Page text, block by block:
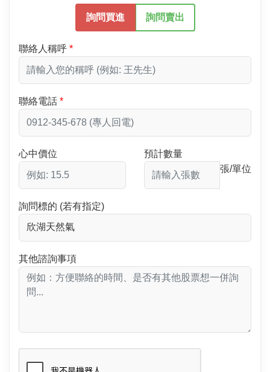
詢問買進 詢問賣出
聯絡人稱呼
聯絡電話
心中價位
預計數量
張/單位
詢問標的 (若有指定)
其他諮詢事項